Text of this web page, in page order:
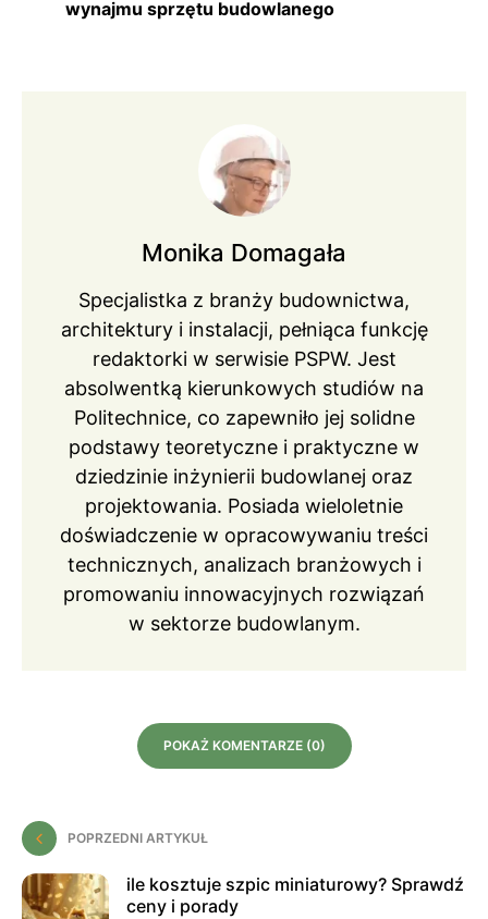
wynajmu sprzętu budowlanego
Monika Domagała
Specjalistka z branży budownictwa,
architektury i instalacji, pełniąca funkcję
redaktorki w serwisie PSPW. Jest
absolwentką kierunkowych studiów na
Politechnice, co zapewniło jej solidne
podstawy teoretyczne i praktyczne w
dziedzinie inżynierii budowlanej oraz
projektowania. Posiada wieloletnie
doświadczenie w opracowywaniu treści
technicznych, analizach branżowych i
promowaniu innowacyjnych rozwiązań
w sektorze budowlanym.
POKAŻ KOMENTARZE (0)
POPRZEDNI ARTYKUŁ
ile kosztuje szpic miniaturowy? Sprawdź
ceny i porady